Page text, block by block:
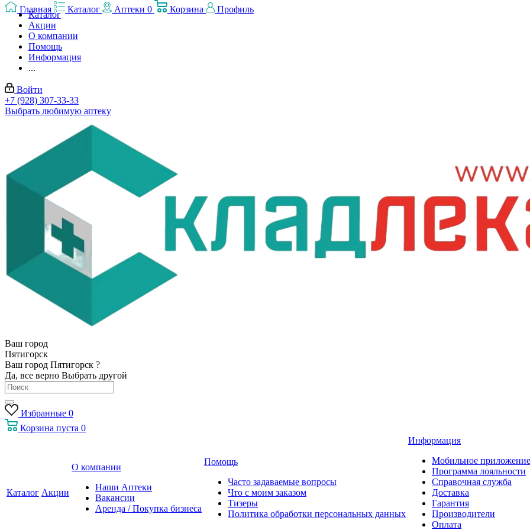
Каталог
Акции
О компании
Помощь
Информация
...
Войти
+7 (928) 307-33-33
Выбрать любимую аптеку
Ваш город
Пятигорск
Ваш город Пятигорск ?
Да, все верно Выбрать другой
Избранные 0
Корзина пуста 0
Каталог Акции
О компании
Наши Аптеки
Вакансии
Аренда / Покупка бизнеса
Помощь
Часто задаваемые вопросы
Что с моим заказом
Тизеры
Политика обработки персональных данных
Информация
Мобильное приложение
Программа лояльности
Справочная служба
Доставка
Гарантия
Производители
Оплата
Главная Каталог Аптеки 0 Корзина Профиль